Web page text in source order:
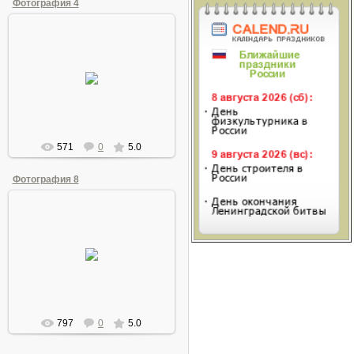
Фотография 4
На сцене Аскины
571 0 5.0
Фотография 8
Хазиевы
797 0 5.0